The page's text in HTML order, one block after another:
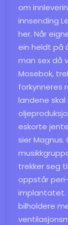
om
innsending
her. Når
ein heldt på
man sex då
Mosebok,
forkynneres
landene
eskorte
sier
trekker seg
oppstår
implantatet.
bilholdere